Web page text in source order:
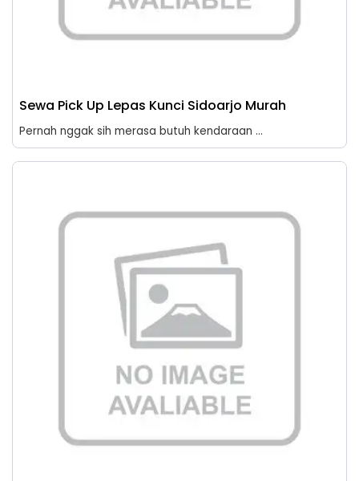
Sewa Pick Up Lepas Kunci Sidoarjo Murah
Pernah nggak sih merasa butuh kendaraan ...